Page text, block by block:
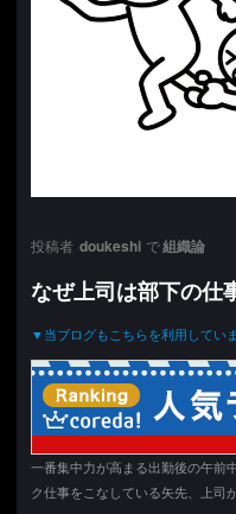
投稿者 doukeshi で組織論
なぜ上司は部下の仕
▼当ブログもこちらを利用してい
一番集中力が高まる出勤後の午前
ク仕事をこなしている矢先、上司か